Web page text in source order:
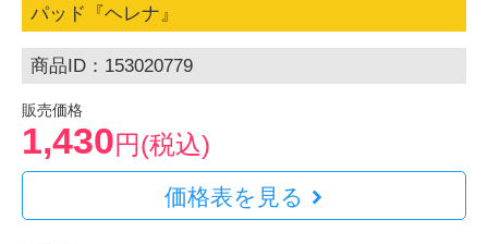
パッド『ヘレナ』
商品ID：153020779
販売価格
1,430円(税込)
価格表を見る